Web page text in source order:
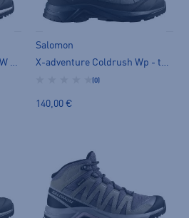
X-adventure Coldrush Wp W - talvivarsikengät
Salomon
X-adventure Coldrush Wp - talvivarsikengät
(0)
140,00 €